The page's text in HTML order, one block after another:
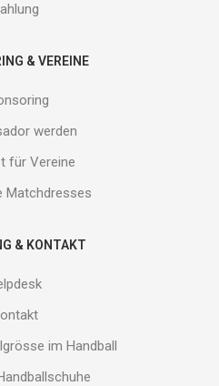
& VEREINE
werden
für Vereine
Matchdresses
& KONTAKT
im Handball